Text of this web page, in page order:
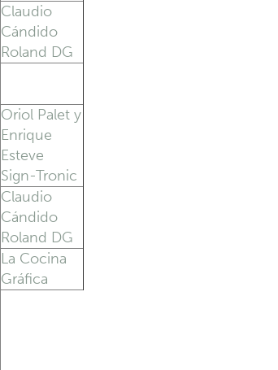
Claudio
Cándido
Roland DG
Oriol Palet y
Enrique
Esteve
Sign-Tronic
Claudio
Cándido
Roland DG
La Cocina
Gráfica